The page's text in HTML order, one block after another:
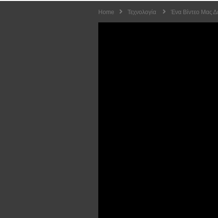
Home Τεχνολογία Ένα Βίντεο Μας